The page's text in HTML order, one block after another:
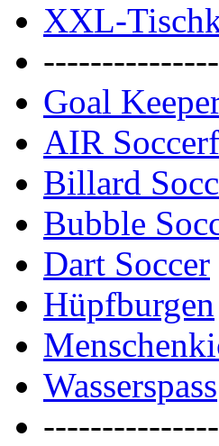
XXL-
Goal
AIR
Billard
Bubble
Dart Soccer
Hüpfburgen
Wasserspass